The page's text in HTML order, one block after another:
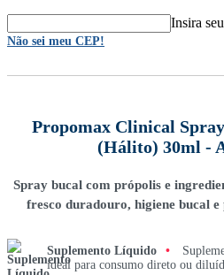
Insira
Não sei meu CEP!
Propomax Clinical
(Hálito) 30ml -
Spray bucal com própolis e
fresco duradouro, higiene bucal
Suplemento Líquido •
ideal para consumo direto ou